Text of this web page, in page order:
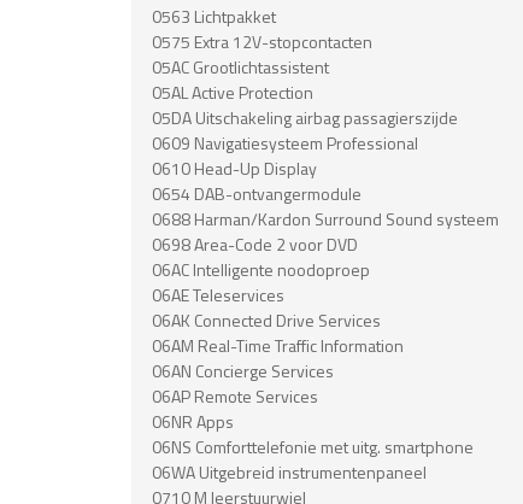
0563 Lichtpakket
0575 Extra 12V-stopcontacten
05AC Grootlichtassistent
05AL Active Protection
05DA Uitschakeling airbag passagierszijde
0609 Navigatiesysteem Professional
0610 Head-Up Display
0654 DAB-ontvangermodule
0688 Harman/Kardon Surround Sound systeem
0698 Area-Code 2 voor DVD
06AC Intelligente noodoproep
06AE Teleservices
06AK Connected Drive Services
06AM Real-Time Traffic Information
06AN Concierge Services
06AP Remote Services
06NR Apps
06NS Comforttelefonie met uitg. smartphone
06WA Uitgebreid instrumentenpaneel
0710 M leerstuurwiel